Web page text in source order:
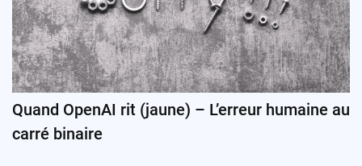
Quand OpenAI rit (jaune) – L’erreur humaine au
carré binaire